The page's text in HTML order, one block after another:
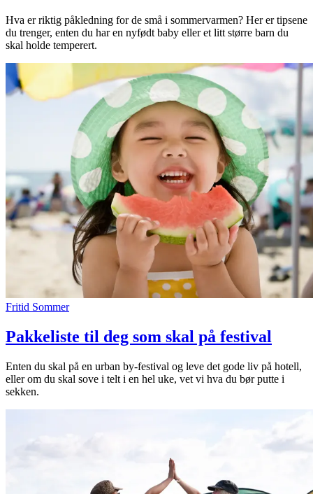
Hva er riktig påkledning for de små i sommervarmen? Her er tipsene
du trenger, enten du har en nyfødt baby eller et litt større barn du
skal holde temperert.
Fritid Sommer
Pakkeliste til deg som skal på festival
Enten du skal på en urban by-festival og leve det gode liv på hotell,
eller om du skal sove i telt i en hel uke, vet vi hva du bør putte i
sekken.